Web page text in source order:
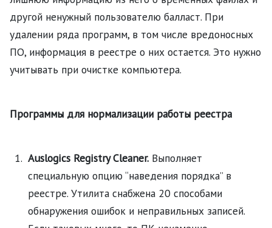
другой ненужный пользователю балласт. При
удалении ряда программ, в том числе вредоносных
ПО, информация в реестре о них остается. Это нужно
учитывать при очистке компьютера.
Программы для нормализации работы реестра
Auslogics Registry Cleaner. Выполняет
специальную опцию “наведения порядка” в
реестре. Утилита снабжена 20 способами
обнаружения ошибок и неправильных записей.